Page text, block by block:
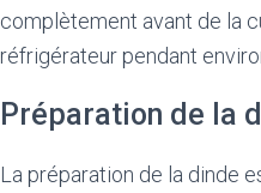
complètement avant de la
réfrigérateur pendant
Préparation de la
La préparation de la dinde